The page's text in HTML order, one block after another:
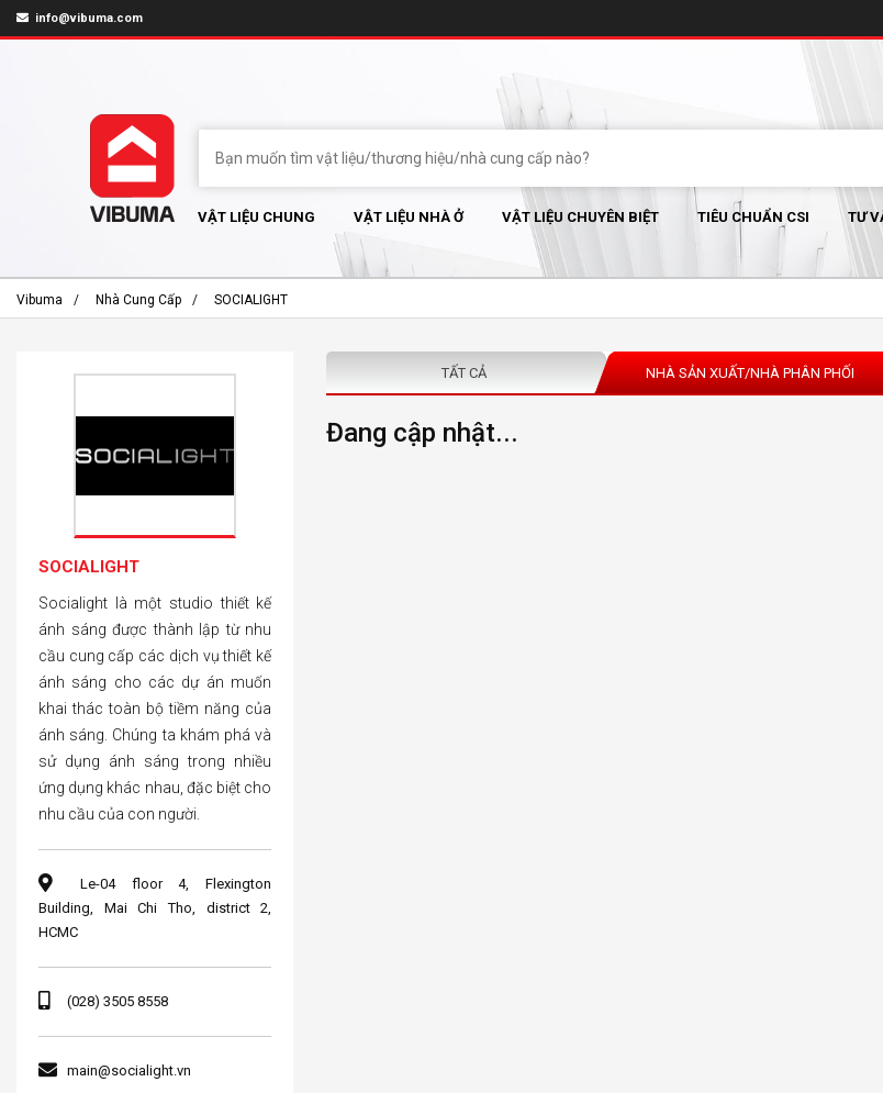
info@vibuma.com
VẬT LIỆU CHUNG VẬT LIỆU NHÀ Ở VẬT LIỆU CHUYÊN BIỆT TIÊU CHUẨN CSI TƯ
Vibuma Nhà Cung Cấp SOCIALIGHT
TẤT CẢ NHÀ SẢN XUẤT/NHÀ PHÂN PHỐI
Đang cập nhật...
SOCIALIGHT
Socialight là một studio thiết kế
ánh sáng được thành lập từ nhu
cầu cung cấp các dịch vụ thiết kế
ánh sáng cho các dự án muốn
khai thác toàn bộ tiềm năng của
ánh sáng. Chúng ta khám phá và
sử dụng ánh sáng trong nhiều
ứng dụng khác nhau, đặc biệt cho
nhu cầu của con người.
Le-04 floor 4, Flexington
Building, Mai Chi Tho, district 2,
HCMC
(028) 3505 8558
main@socialight.vn